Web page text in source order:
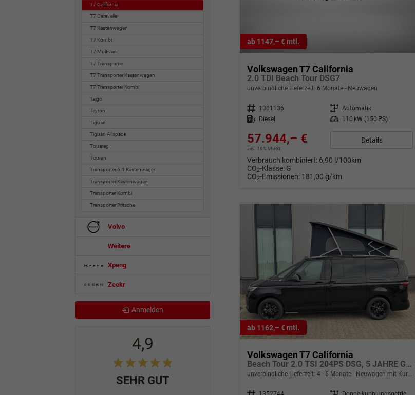
ab 1147,– € mtl.
Volkswagen T7 California
2.0 TDI Beach Tour DSG7
unverbindliche Lieferzeit: 6 Monate Neuwagen
Fahrzeugnr. 1301136 Getriebe Automatik
Kraftstoff Diesel Leistung 110 kW (150 PS)
57.944,– €
incl. 19% MwSt.
Details
Verbrauch kombiniert: 6,90 l/100km
CO2-Klasse: G
CO2-Emissionen: 181,00 g/km
ab 1162,– € mtl.
Volkswagen T7 California
Beach Tour 2.0 TSI 204PS DSG, 5 JAHRE GARANTIE, Privacy-Glas, Aufstelldach, Parksensoren v/h, Rückfahrkamera, Klima, M-Lederlenkrad, ACC, Digital Cockpit, Schiebetüre l/r, Radio 12,9"+App-Connect, Sitzer + 4 Schlafplätze, Tisch/2x Stühle, Technikbox, Drehsitze
unverbindliche Lieferzeit: 4 - 6 Monate Neuwagen mit Kurzzeitzulassung
T7 California
T7 Caravelle
T7 Kastenwagen
T7 Kombi
T7 Multivan
T7 Transporter
T7 Transporter Kastenwagen
T7 Transporter Kombi
Taigo
Tayron
Tiguan
Tiguan Allspace
Touareg
Touran
Transporter 6.1 Kastenwagen
Transporter Kastenwagen
Transporter Kombi
Transporter Pritsche
Volvo
Weitere
Xpeng
Zeekr
Anmelden
4,9
SEHR GUT